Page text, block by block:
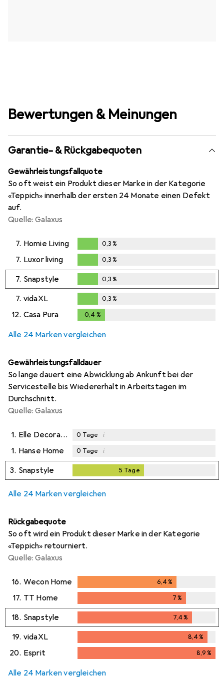
Bewertungen & Meinungen
Garantie- & Rückgabequoten
Gewährleistungsfallquote
So oft weist ein Produkt dieser Marke in der Kategorie
«Teppich» innerhalb der ersten 24 Monate einen Defekt
auf.
Quelle: Galaxus
7. Homie Living
0,3%
0,3%
7. Luxor living
0,3%
0,3%
7. Snapstyle
0,3%
0,3%
7. vidaXL
0,3%
0,3%
12. Casa Pura 0,4 %
Alle 24 Marken vergleichen
Gewährleistungsfalldauer
So lange dauert eine Abwicklung ab Ankunft bei der
Servicestelle bis Wiedererhalt in Arbeitstagen im
Durchschnitt.
Quelle: Galaxus
1. Elle Decoration 0 Tage i
1. Hanse Home 0 Tage i
3. Snapstyle 5 Tage
Alle 24 Marken vergleichen
Rückgabequote
So oft wird ein Produkt dieser Marke in der Kategorie
«Teppich» retourniert.
Quelle: Galaxus
16. Wecon Home 6,4%
17. TT Home 7%
18. Snapstyle 7,4%
7,4%
19. vidaXL 8,4%
8,4%
20. Esprit 8,9%
Alle 24 Marken vergleichen